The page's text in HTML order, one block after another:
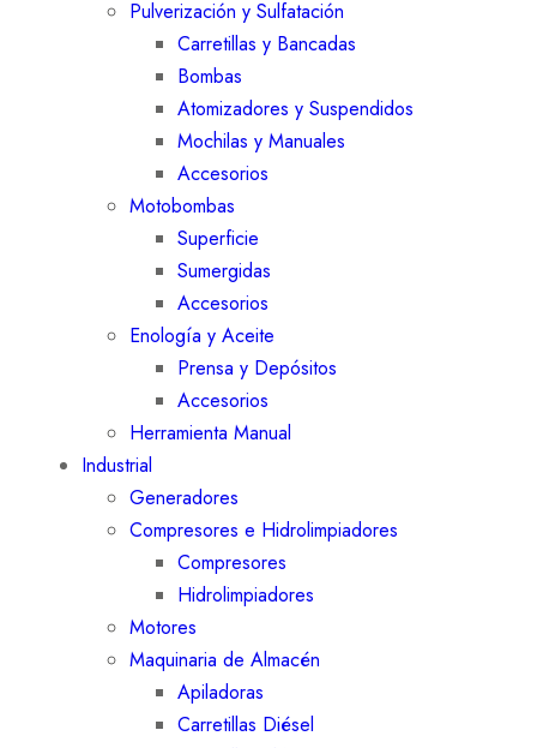
Pulverización y Sulfatación
Carretillas y Bancadas
Bombas
Atomizadores y Suspendidos
Mochilas y Manuales
Accesorios
Motobombas
Superficie
Sumergidas
Accesorios
Enología y Aceite
Prensa y Depósitos
Accesorios
Herramienta Manual
Industrial
Generadores
Compresores e Hidrolimpiadores
Compresores
Hidrolimpiadores
Motores
Maquinaria de Almacén
Apiladoras
Carretillas Diésel